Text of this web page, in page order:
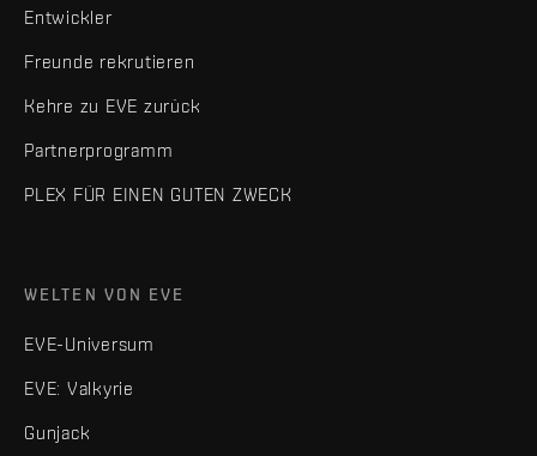
Entwickler
Freunde rekrutieren
Kehre zu EVE zurück
Partnerprogramm
PLEX FÜR EINEN GUTEN ZWECK
WELTEN VON EVE
EVE-Universum
EVE: Valkyrie
Gunjack